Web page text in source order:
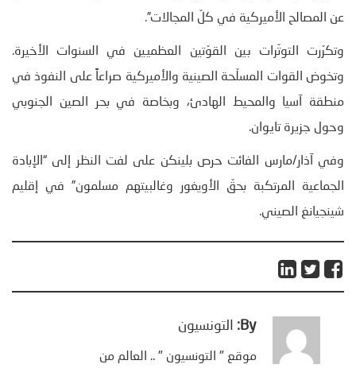
عن المصالح الأميركية في كلّ المجالات”.
وتكرّرت التوتّرات بين القوّتين العظميين في السنوات الأخيرة.
وتخوض القوات المسلّحة الصينية والأميركية صراعاً على النفوذ في
منطقة آسيا والمحيط الهادئ، وبخاصة في بحر الصين الجنوبي
وحول جزيرة تايوان.
وفي آذار/مارس الفائت حرص بلينكن على لفت النظر إلى “الإبادة
الجماعية المرتكبة بحقّ الأويغور وغالبيتهم مسلمون” في إقليم
شينجيانغ الصيني.
By: التونسيون
موقع " التونسيون " .. العالم من